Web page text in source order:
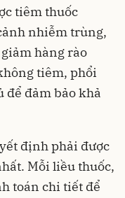
tiêm thuốc
nhiễm trùng,
hàng rào
tiêm, phổi
đảm bảo khả
định phải được
Mỗi liều thuốc,
toán chi tiết để